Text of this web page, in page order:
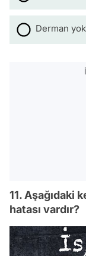
Derman
11. Aşağıdaki
hatası vardır?